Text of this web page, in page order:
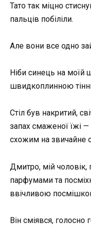
Тато так міцно
пальців побіліли.
Але вони все одно
Ніби синець на моїй
швидкоплинною
Стіл був накритий,
запах смаженої їжі —
схожим на звичайне
Дмитро, мій чоловік,
парфумами та
ввічливою
Він сміявся,